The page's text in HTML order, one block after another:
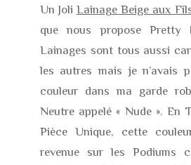
Un Joli Lainage Beige aux
que nous propose Pretty
Lainages sont tous aussi
les autres mais je n’avais
couleur dans ma garde
Neutre appelé « Nude ». En
Pièce Unique, cette
revenue sur les Podiums